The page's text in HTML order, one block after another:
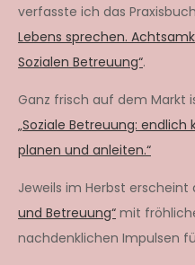
verfasste ich das
Lebens sprechen.
Sozialen Betreuung“.
Ganz frisch auf dem Markt
„Soziale Betreuung: endlich
planen und anleiten.“
Jeweils im Herbst erscheint
und Betreuung“ mit
nachdenklichen Impulsen